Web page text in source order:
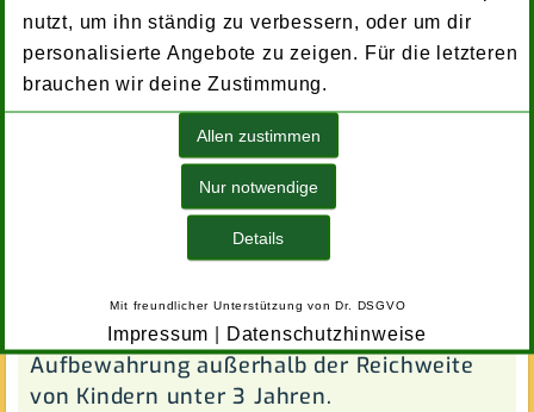
Wichtige Hinweise
Nahrungsergänzungsmittel bieten keinen
Ersatz für eine ausgewogene Ernährung
und einen gesunden Lebensstil. Für eine
therapeutische Anwendung, konsultieren
Sie Ihren Arzt und/oder Heilpraktiker.
Dieses Produkt ist nicht für Schwangere
geeignet.
Aufbewahrung außerhalb der Reichweite
von Kindern unter 3 Jahren.
nutzt, um ihn ständig zu verbessern, oder um dir
personalisierte Angebote zu zeigen. Für die letzteren
brauchen wir deine Zustimmung.
Allen zustimmen
Nur notwendige
Details
Mit freundlicher Unterstützung vonDr. DSGVO
Impressum | Datenschutzhinweise